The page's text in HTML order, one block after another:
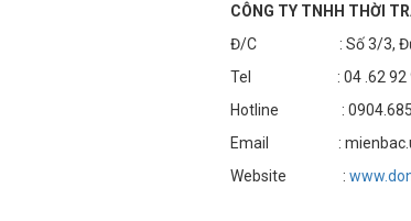
CÔNG TY TNHH THỜI
Đ/C : Số 3/3, Đường
Tel : 04 .62 92
Hotline :
Email :
Website :